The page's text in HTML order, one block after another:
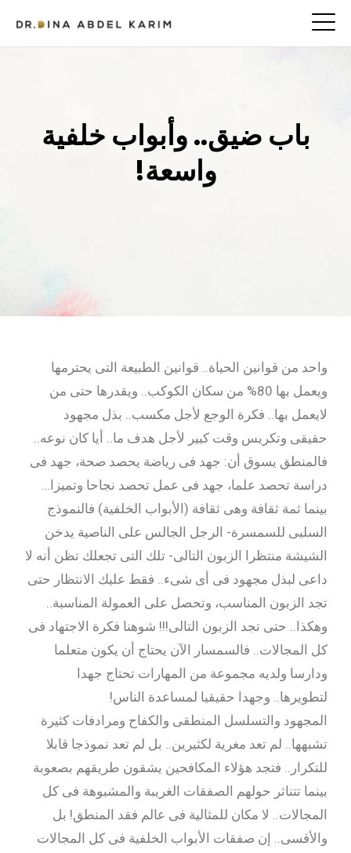
باب ضيق.. وأبواب خلفية
واسعة!
واحد من قوانين الحياة.. قوانين الطبيعة التى يحترمها
ويعمل بها 80% من سكان الكوكب.. ويقدرها حتى من
لايعمل بها.. فكرة الوجع لأجل مكسب.. بذل مجهود
حقيقى وتكريس وقت كبير لأجل هدف ما.. أيا كان نوعه..
فالمنطق يسوق أن: جهد فى رياضة يحصد صحة، جهد فى
دراسة تحصد علما، جهد فى عمل تحصد نجاحا وتميزا…
بينما ثمة ثقافة وهى ثقافة (الأبواب الخلفية) فالنموذج
السلبى للسمسرة- الرجل الجالس على الناصية يدخن
الشيشة منتظرا الزبون التالى- تلك التى تجعلك تظن أنه لا
داعى لبذل مجهود فى أى شىء.. فقط عليك الانتظار حتى
تجد الزبون المناسب، وتحصل على العمولة المناسبة..
وهكذا.. حتى تجد الزبون التالى!!! شوهنا فكرة الاجتهاد فى
كل المجالات.. فالسمسار الآن يحتاج أن يكون متعلما
ودارسا ولديه مجموعة من المهارات تحتاج جهدا
لتطويرها.. وجهدا حقيقيا لمساعدة الناس!
المجهود والتسلسل المنطقى والكفاح ومرادفات كثيرة
تشبهها.. لم تعد مغرية لكثيرين.. بل لم تعد نموذجا قابلا
للتكرار.. فتجد هؤلاء المكافحين يشقون طريقهم بصعوبة
بينما تتناثر حولهم الصفقات الغريبة والمشبوهة فى كل
المجالات.. لا مكان للمثالية فى عالم فقد المنطق! بل
والأقسى.. إن صفقات الأبواب الخلفية فى كل المجالات